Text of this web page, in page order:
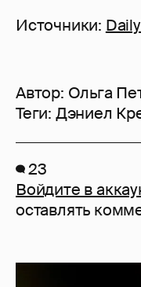
Источники:
Автор: Ольга
Теги: Дэниел
23
Войдите в
оставлять